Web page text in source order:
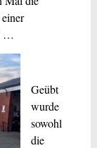
…
Geübt
wurde
sowohl
die